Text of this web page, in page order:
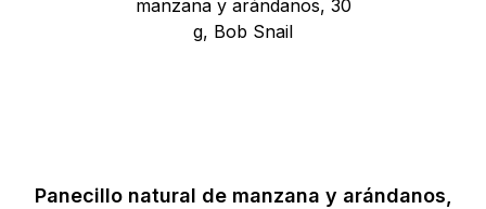
Panecillo natural de manzana y arándanos,